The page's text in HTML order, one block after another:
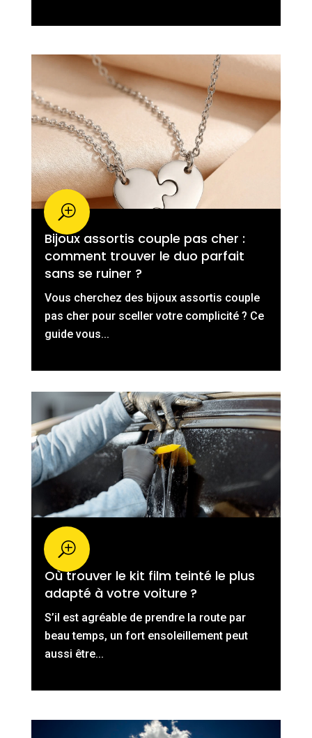
Bijoux assortis couple pas cher :
comment trouver le duo parfait
sans se ruiner ?
Vous cherchez des bijoux assortis couple
pas cher pour sceller votre complicité ? Ce
guide vous...
Où trouver le kit film teinté le plus
adapté à votre voiture ?
S’il est agréable de prendre la route par
beau temps, un fort ensoleillement peut
aussi être...